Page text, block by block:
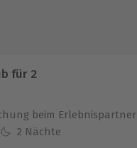
für 2
beim Erlebnispartner
2 Nächte